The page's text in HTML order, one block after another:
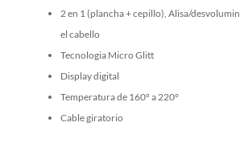
2 en 1 (plancha + cepillo), Alisa/
el cabello
Tecnologia Micro Glitt
Display digital
Temperatura de 160° a 220°
Cable giratorio